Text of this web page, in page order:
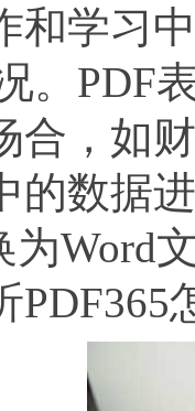
学习中
。PDF
合，如
的数据
为Word
PDF365